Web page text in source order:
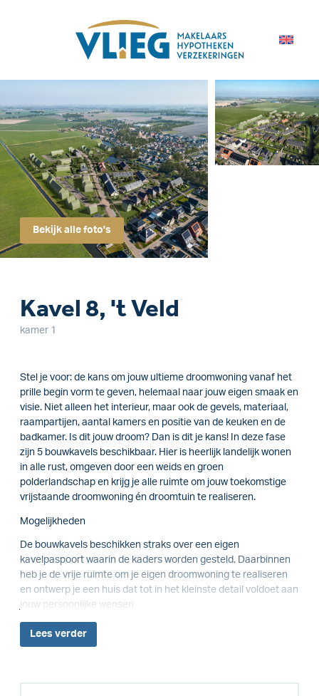
Bekijk alle foto's
Kavel 8, 't Veld
kamer 1
Stel je voor: de kans om jouw ultieme droomwoning vanaf het
prille begin vorm te geven, helemaal naar jouw eigen smaak en
visie. Niet alleen het interieur, maar ook de gevels, materiaal,
raampartijen, aantal kamers en positie van de keuken en de
badkamer. Is dit jouw droom? Dan is dit je kans! In deze fase
zijn 5 bouwkavels beschikbaar. Hier is heerlijk landelijk wonen
in alle rust, omgeven door een weids en groen
polderlandschap en krijg je alle ruimte om jouw toekomstige
vrijstaande droomwoning én droomtuin te realiseren.
Mogelijkheden
De bouwkavels beschikken straks over een eigen
kavelpaspoort waarin de kaders worden gesteld. Daarbinnen
heb je de vrije ruimte om je eigen droomwoning te realiseren
en ontwerp je een huis dat tot in het kleinste detail voldoet aan
jouw persoonlijke wensen.
Lees verder